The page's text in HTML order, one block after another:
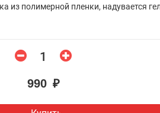
из полимерной пленки, надувается
990 ₽